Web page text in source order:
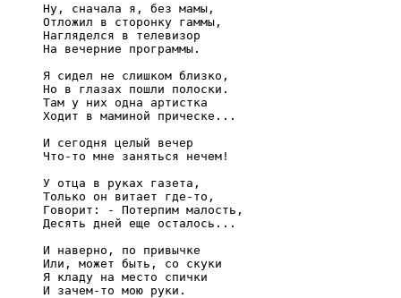
     Ну, сначала я, без мамы,
     Отложил в сторонку гаммы,
     Нагляделся в телевизор
     На вечерние программы.
     Я сидел не слишком близко,
     Но в глазах пошли полоски.
     Там у них одна артистка
     Ходит в маминой прическе...
     И сегодня целый вечер
     Что-то мне заняться нечем!
     У отца в руках газета,
     Только он витает где-то,
     Говорит: - Потерпим малость,
     Десять дней еще осталось...
     И наверно, по привычке
     Или, может быть, со скуки
     Я кладу на место спички
     И зачем-то мою руки.